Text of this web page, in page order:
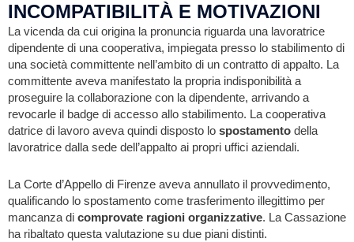
INCOMPATIBILITÀ E MOTIVAZIONI
La vicenda da cui origina la pronuncia riguarda una lavoratrice
dipendente di una cooperativa, impiegata presso lo stabilimento di
una società committente nell’ambito di un contratto di appalto. La
committente aveva manifestato la propria indisponibilità a
proseguire la collaborazione con la dipendente, arrivando a
revocarle il badge di accesso allo stabilimento. La cooperativa
datrice di lavoro aveva quindi disposto lo spostamento della
lavoratrice dalla sede dell’appalto ai propri uffici aziendali.
La Corte d’Appello di Firenze aveva annullato il provvedimento,
qualificando lo spostamento come trasferimento illegittimo per
mancanza di comprovate ragioni organizzative. La Cassazione
ha ribaltato questa valutazione su due piani distinti.